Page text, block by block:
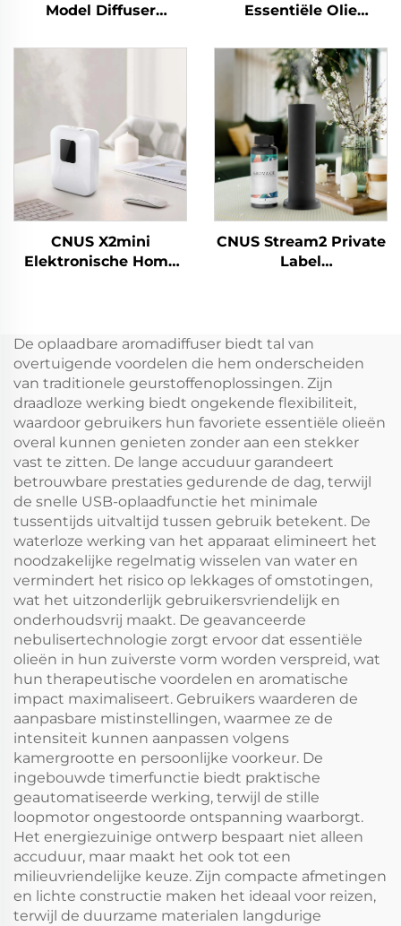
Model Diffuser
Groothandel
Essentiële Olie
Aangepast Logo
Aroma Diffuser Wifi
Control Elektrische
Luchtverfrisser
Machine
CNUS X2mini
Elektronische Home
Geurolie Slimme
Aroma Verspreider
Machine
CNUS Stream2 Private
Label
Draadloze Smart WIFI
Control Aroma
Diffuser
De oplaadbare aromadiffuser biedt tal van
overtuigende voordelen die hem onderscheiden
van traditionele geurstoffenoplossingen. Zijn
draadloze werking biedt ongekende flexibiliteit,
waardoor gebruikers hun favoriete essentiële olieën
overal kunnen genieten zonder aan een stekker
vast te zitten. De lange accuduur garandeert
betrouwbare prestaties gedurende de dag, terwijl
de snelle USB-oplaadfunctie het minimale
tussentijds uitvaltijd tussen gebruik betekent. De
waterloze werking van het apparaat elimineert het
noodzakelijke regelmatig wisselen van water en
vermindert het risico op lekkages of omstotingen,
wat het uitzonderlijk gebruikersvriendelijk en
onderhoudsvrij maakt. De geavanceerde
nebulisertechnologie zorgt ervoor dat essentiële
olieën in hun zuiverste vorm worden verspreid, wat
hun therapeutische voordelen en aromatische
impact maximaliseert. Gebruikers waarderen de
aanpasbare mistinstellingen, waarmee ze de
intensiteit kunnen aanpassen volgens
kamergrootte en persoonlijke voorkeur. De
ingebouwde timerfunctie biedt praktische
geautomatiseerde werking, terwijl de stille
loopmotor ongestoorde ontspanning waarborgt.
Het energiezuinige ontwerp bespaart niet alleen
accuduur, maar maakt het ook tot een
milieuvriendelijke keuze. Zijn compacte afmetingen
en lichte constructie maken het ideaal voor reizen,
terwijl de duurzame materialen langdurige